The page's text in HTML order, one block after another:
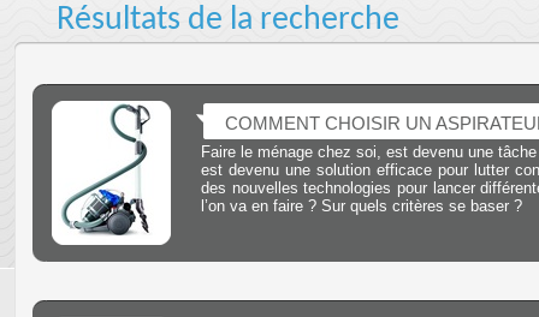
Résultats de la recherche
COMMENT CHOISIR UN
Faire le ménage chez soi, est devenu une
est devenu une solution efficace pour lutter
des nouvelles technologies pour lancer
l’on va en faire ? Sur quels critères se baser ?